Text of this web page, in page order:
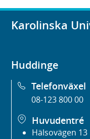
Karolinska
Huddinge
Telefonväxel
08-123 800 00
Huvudentré
Hälsovägen 13